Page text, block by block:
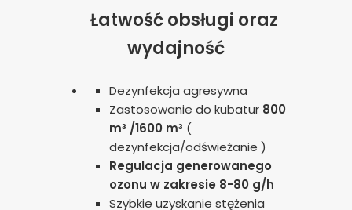
Łatwość obsługi oraz
wydajność
Dezynfekcja agresywna
Zastosowanie do kubatur 800
m³ /1600 m³ (
dezynfekcja/odświeżanie )
Regulacja generowanego
ozonu w zakresie 8-80 g/h
Szybkie uzyskanie stężenia